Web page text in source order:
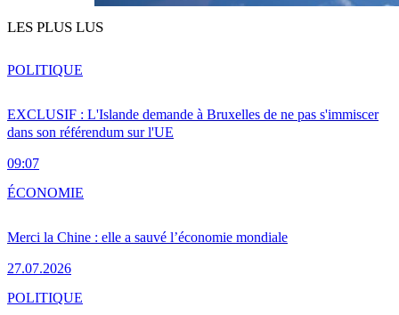
LES PLUS LUS
EXCLUSIF : L'Islande demande à Bruxelles de ne pas s'immiscer
dans son référendum sur l'UE
09:07
POLITIQUE
Merci la Chine : elle a sauvé l’économie mondiale
27.07.2026
ÉCONOMIE
POLITIQUE